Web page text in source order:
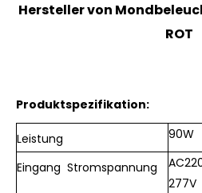
Hersteller von
ROT
Produktspezifikation:
Leistung 90W
Eingang Stromspannung
277V